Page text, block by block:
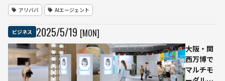
ルを
即時
検索
載 日本
市場向け
に個別最
適化を強
アリババ AIエージェント
ビジネス 2025/5/19 [MON]
大阪・関
西万博で
マルチモ